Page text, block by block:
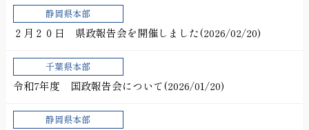
静岡県本部
２月２０日 県政報告会を開催しました(2026/02/20)
千葉県本部
令和7年度 国政報告会について(2026/01/20)
静岡県本部